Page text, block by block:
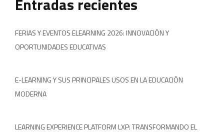
FERIAS Y EVENTOS ELEARNING 2026: INNOVACIÓN Y
OPORTUNIDADES EDUCATIVAS
E-LEARNING Y SUS PRINCIPALES USOS EN LA EDUCACIÓN
MODERNA
LEARNING EXPERIENCE PLATFORM LXP: TRANSFORMANDO EL